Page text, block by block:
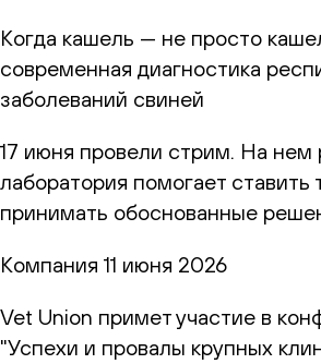
Когда кашель — не просто
современная диагностика
заболеваний свиней
17 июня провели стрим. На нем
лаборатория помогает ставить
принимать обоснованные
Компания 11 июня 2026
Vet Union примет участие в
"Успехи и провалы крупных